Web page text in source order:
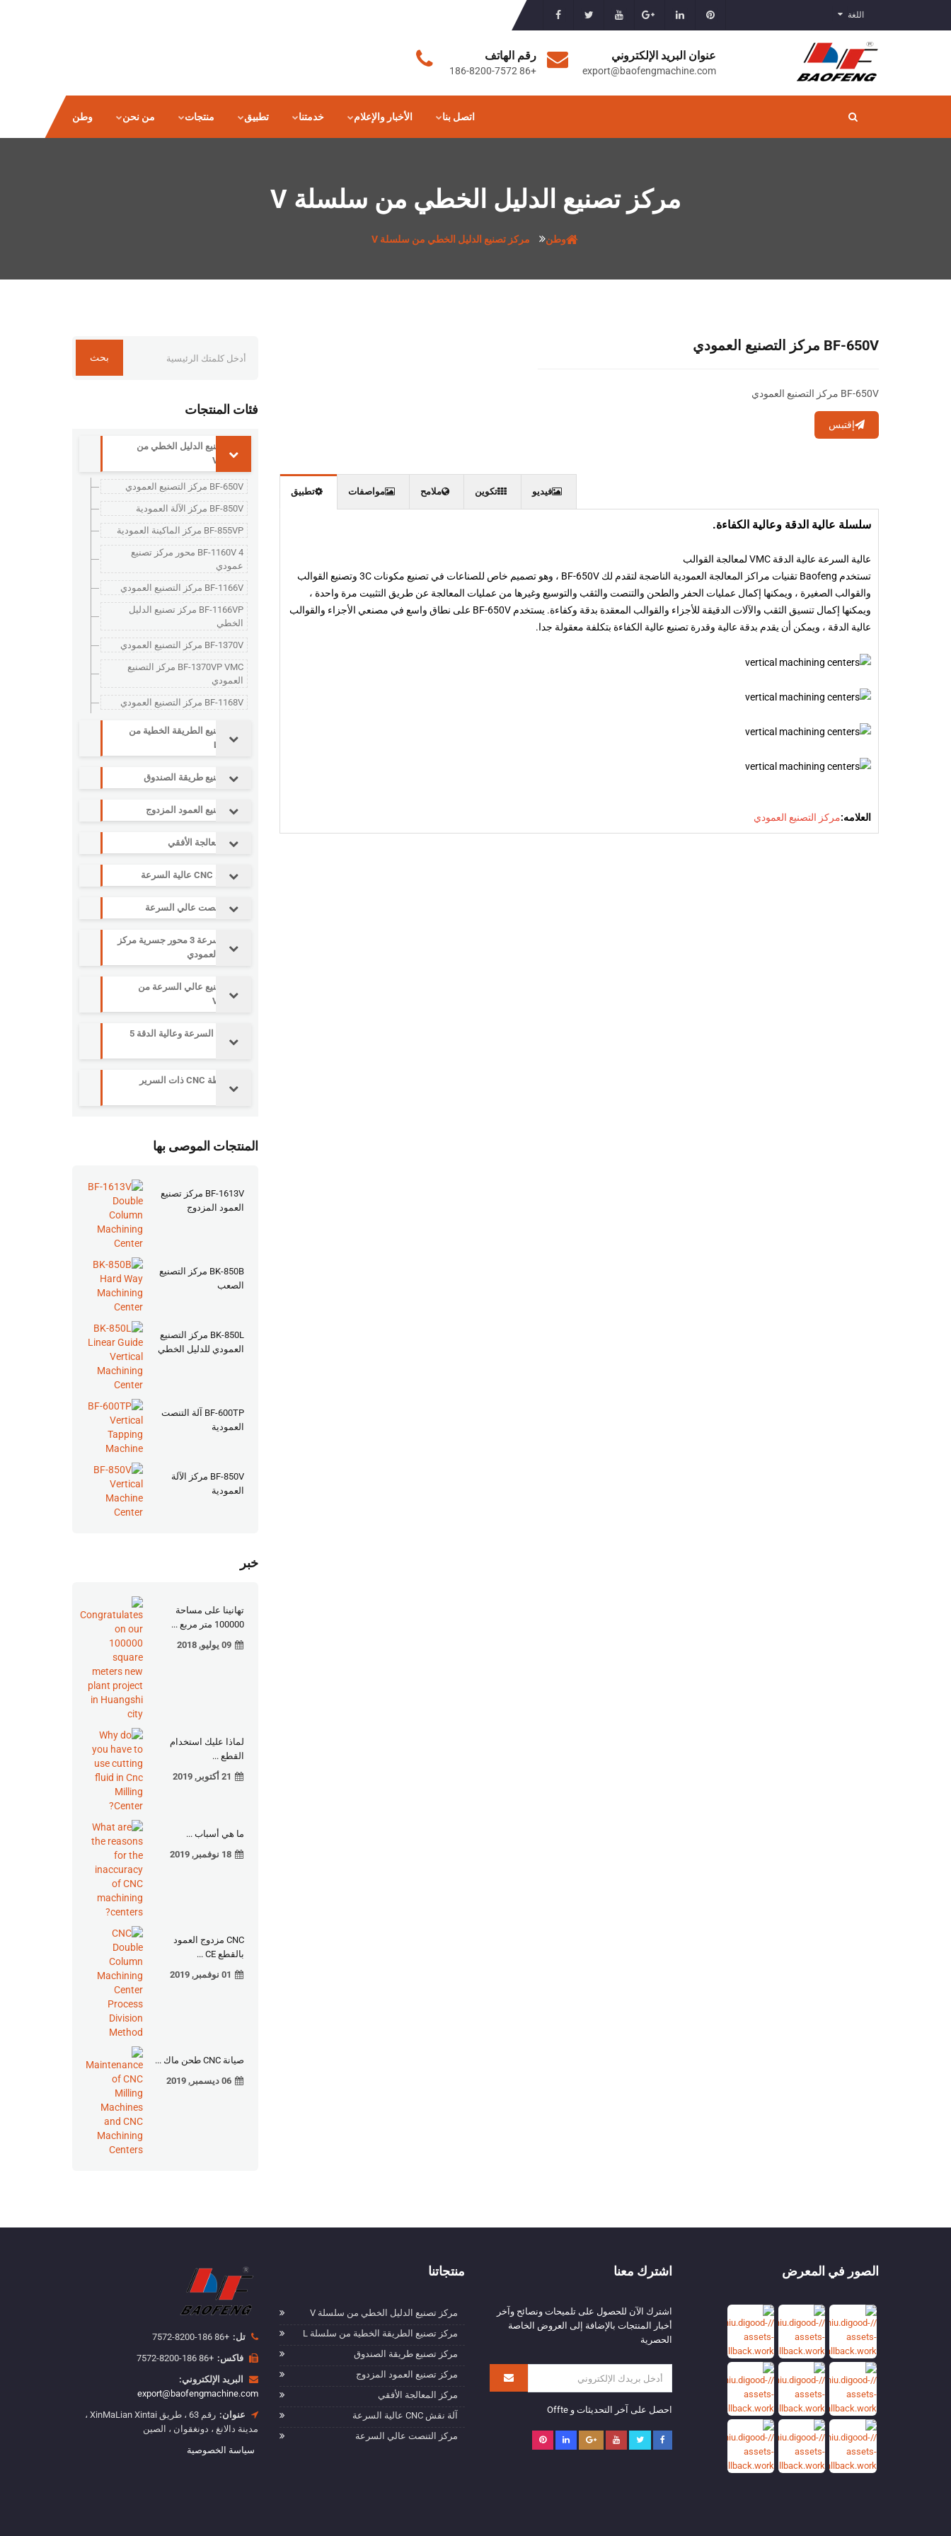
اللغة
عنوان البريد الإلكتروني
export@baofengmachine.com
رقم الهاتف
+86 186-8200-7572
وطن من نحن منتجات تطبيق خدمتنا الأخبار والإعلام اتصل بنا
مركز تصنيع الدليل الخطي من سلسلة V
وطن مركز تصنيع الدليل الخطي من سلسلة V
BF-650V مركز التصنيع العمودي
BF-650V مركز التصنيع العمودي
إقتبس
تطبيق مواصفات ملامح تكوين فيديو
سلسلة عالية الدقة وعالية الكفاءة.
عالية السرعة عالية الدقة VMC لمعالجة القوالب
تستخدم Baofeng تقنيات مراكز المعالجة العمودية الناضجة لتقدم لك BF-650V ، وهو تصميم خاص للصناعات في تصنيع مكونات 3C وتصنيع القوالب
والقوالب الصغيرة ، ويمكنها إكمال عمليات الحفر والطحن والتنصت والثقب والتوسيع وغيرها من عمليات المعالجة عن طريق التثبيت مرة واحدة ،
ويمكنها إكمال تنسيق الثقب والآلات الدقيقة للأجزاء والقوالب المعقدة بدقة وكفاءة. يستخدم BF-650V على نطاق واسع في مصنعي الأجزاء والقوالب
عالية الدقة ، ويمكن أن يقدم بدقة عالية وقدرة تصنيع عالية الكفاءة بتكلفة معقولة جدا.
العلامه:مركز التصنيع العمودي
بحث
فئات المنتجات
مركز تصنيع الدليل الخطي من
سلسلة V
BF-650V مركز التصنيع العمودي
BF-850V مركز الآلة العمودية
BF-855VP مركز الماكينة العمودية
BF-1160V 4 محور مركز تصنيع
عمودي
BF-1166V مركز التصنيع العمودي
BF-1166VP مركز تصنيع الدليل
الخطي
BF-1370V مركز التصنيع العمودي
BF-1370VP VMC مركز التصنيع
العمودي
BF-1168V مركز التصنيع العمودي
مركز تصنيع الطريقة الخطية من
سلسلة L
مركز تصنيع طريقة الصندوق
مركز تصنيع العمود المزدوج
مركز المعالجة الأفقي
آلة نقش CNC عالية السرعة
مركز التنصت عالي السرعة
عالية السرعة 3 محور جسرية مركز
التصنيع العمودي
مركز تصنيع عالي السرعة من
سلسلة V
آلة عالية السرعة وعالية الدقة 5
محاور
آلة مخرطة CNC ذات السرير
المائل
المنتجات الموصى بها
BF-1613V مركز تصنيع
العمود المزدوج
BK-850B مركز التصنيع
الصعب
BK-850L مركز التصنيع
العمودي للدليل الخطي
BF-600TP آلة التنصت
العمودية
BF-850V مركز الآلة
العمودية
خبر
تهانينا على مساحة
100000 متر مربع ...
09 يوليو, 2018
لماذا عليك استخدام
القطع ...
21 أكتوبر, 2019
ما هي أسباب ...
18 نوفمبر, 2019
CNC مزدوج العمود
بالقطع CE ...
01 نوفمبر, 2019
صيانة CNC طحن ماك ...
06 ديسمبر, 2019
تل: +86 186-8200-7572
فاكس: +86 186-8200-7572
البريد الإلكتروني:
export@baofengmachine.com
عنوان:
رقم 63 ، طريق XinMaLian Xintai ،
مدينة دالانغ ، دونغقوان ، الصين
سياسة الخصوصية
منتجاتنا
مركز تصنيع الدليل الخطي من سلسلة V
مركز تصنيع الطريقة الخطية من سلسلة L
مركز تصنيع طريقة الصندوق
مركز تصنيع العمود المزدوج
مركز المعالجة الأفقي
آلة نقش CNC عالية السرعة
مركز التنصت عالي السرعة
اشترك معنا
اشترك الآن للحصول على تلميحات ونصائح وآخر
أخبار المنتجات بالإضافة إلى العروض الخاصة
الحصرية
احصل على آخر التحديثات و Offte
الصور في المعرض